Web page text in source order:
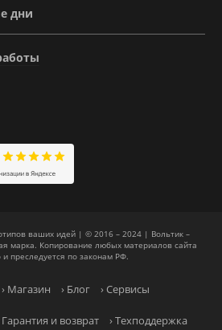
дни
ваших идей | © 2016 – 2024 | Вольтик –
марка. Копирование любых материалов сайта
преследуется по законам РФ.
› Магазин › Блог › Сервисы
Гарантия и возврат › Техподдержка